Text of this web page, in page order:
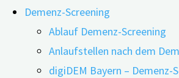
Demenz-Screening
Ablauf Demenz-Screening
Anlaufstellen nach dem
digiDEM Bayern –
18.03.202119.03.2021